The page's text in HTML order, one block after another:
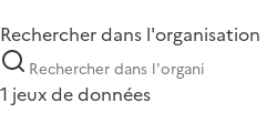
Rechercher dans l'organisation
1 jeux de données